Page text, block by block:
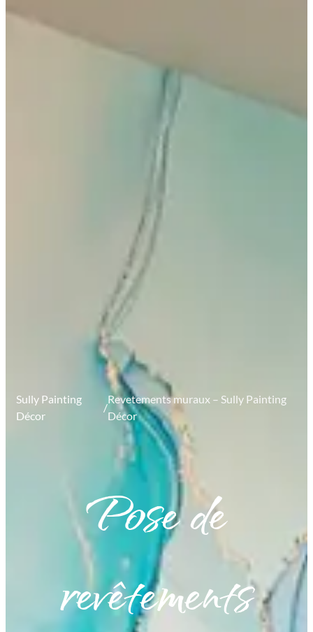
Sully Painting
Décor
/
Revetements muraux – Sully Painting
Décor
Pose de
revêtements